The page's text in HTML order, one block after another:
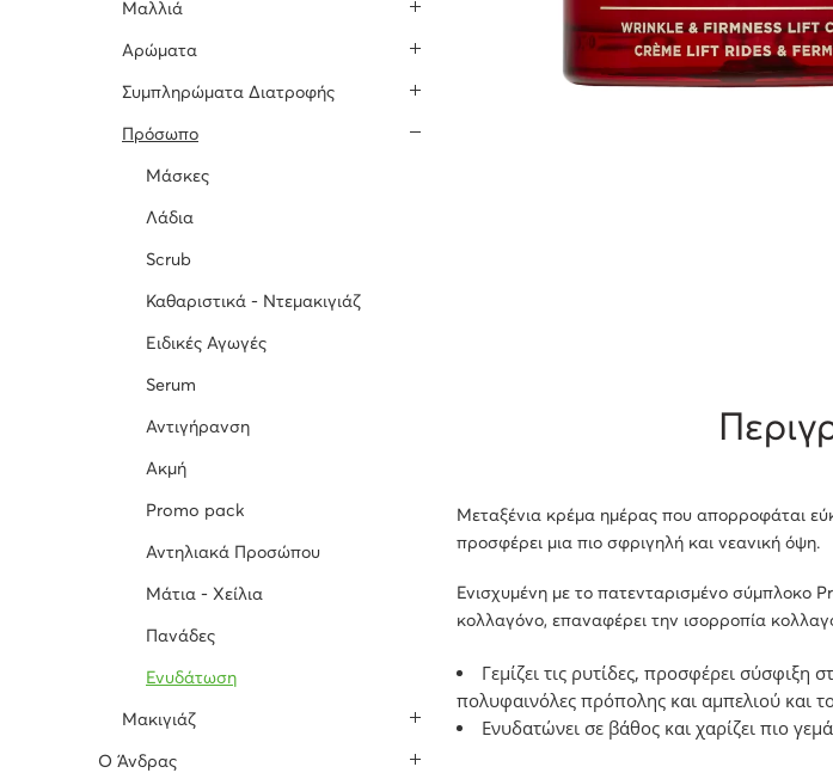
Μεταξένια κρέμα ημέρας που απορροφάται
προσφέρει μια πιο σφριγηλή και νεανική όψη.
Ενισχυμένη με το πατενταρισμένο σύμπλοκο
κολλαγόνο, επαναφέρει την ισορροπία
Γεμίζει τις ρυτίδες, προσφέρει
πολυφαινόλες πρόπολης και αμπελιού και
Ενυδατώνει σε βάθος και χαρίζει πιο
Μαλλιά
Αρώματα
Συμπληρώματα Διατροφής
Πρόσωπο
Μάσκες
Λάδια
Scrub
Καθαριστικά - Ντεμακιγιάζ
Ειδικές Αγωγές
Serum
Αντιγήρανση
Ακμή
Promo pack
Αντηλιακά Προσώπου
Μάτια - Χείλια
Πανάδες
Ενυδάτωση
Μακιγιάζ
O Άνδρας